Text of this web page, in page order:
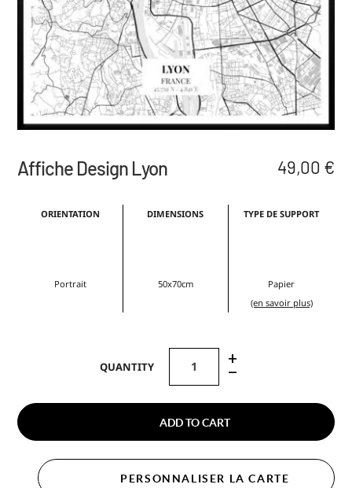
Affiche Design Lyon 49,00 €
ORIENTATION
Portrait
DIMENSIONS
50x70cm
TYPE DE SUPPORT
Papier
(en savoir plus)
QUANTITY +
–
ADD TO CART
PERSONNALISER LA CARTE